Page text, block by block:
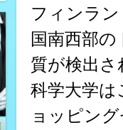
フィンラン
国南西部
質が検出
科学大学は
ョッピン